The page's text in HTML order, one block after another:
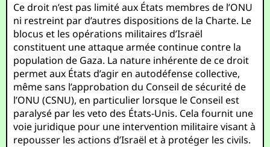
Ce droit n’est pas limité aux États membres de l’ONU
ni restreint par d’autres dispositions de la Charte. Le
blocus et les opérations militaires d’Israël
constituent une attaque armée continue contre la
population de Gaza. La nature inhérente de ce droit
permet aux États d’agir en autodéfense collective,
même sans l’approbation du Conseil de sécurité de
l’ONU (CSNU), en particulier lorsque le Conseil est
paralysé par les veto des États-Unis. Cela fournit une
voie juridique pour une intervention militaire visant à
repousser les actions d’Israël et à protéger les civils.